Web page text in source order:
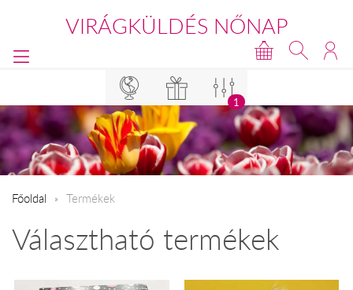
VIRÁGKÜLDÉS NŐNAP
1
Főoldal Termékek
Választható termékek